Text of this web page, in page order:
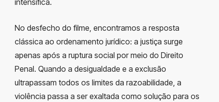
intensifica.
No desfecho do filme, encontramos a resposta
clássica ao ordenamento jurídico: a justiça surge
apenas após a ruptura social por meio do Direito
Penal. Quando a desigualdade e a exclusão
ultrapassam todos os limites da razoabilidade, a
violência passa a ser exaltada como solução para os